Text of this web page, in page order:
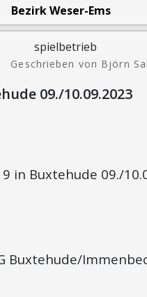
Bezirk Weser-Ems
Geschrieben von Björn
09./10.09.2023
in Buxtehude 09./
Buxtehude/